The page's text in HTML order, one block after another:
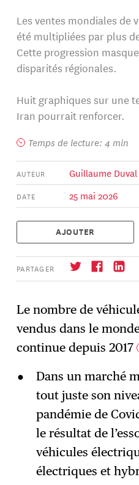
Les ventes mondiales de
été multipliées par plus
Cette progression
disparités régionales.
Huit graphiques sur une
Iran pourrait renforcer.
Temps de lecture: 4 min
AUTEUR Guillaume Duval
DATE 25 mai 2026
AJOUTER
PARTAGER
→ S'abonner
Le nombre de
vendus dans le
continue depuis 2017
Dans un marché
tout juste son
pandémie de
le résultat de
véhicules
électriques et